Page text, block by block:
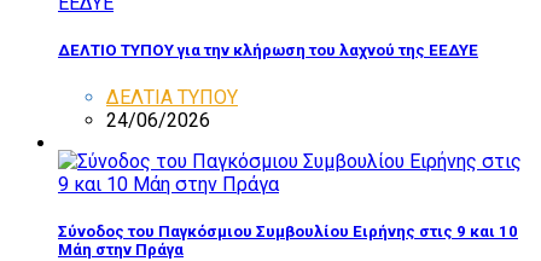
ΔΕΛΤΙΟ ΤΥΠΟΥ για την κλήρωση του λαχνού της ΕΕΔΥΕ
ΔΕΛΤΙΑ ΤΥΠΟΥ
24/06/2026
Σύνοδος του Παγκόσμιου Συμβουλίου Ειρήνης στις 9 και 10
Μάη στην Πράγα